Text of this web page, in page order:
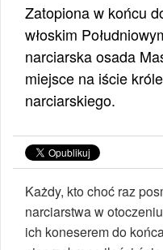
Zatopiona w końcu
włoskim
narciarska osada
miejsce na iście
narciarskiego.
Każdy, kto choć raz
narciarstwa w
ich koneserem do